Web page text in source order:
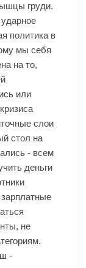
груди.
политика в
мы себя
на то,
или
слои
стол на
- всем
деньги
не
-